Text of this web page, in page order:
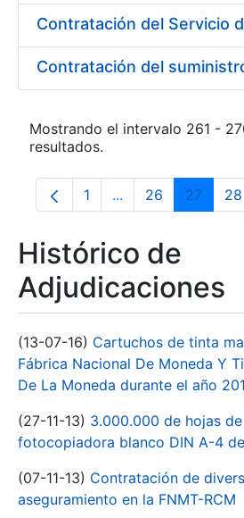
Mostrando el intervalo 261 -
resultados.
Página
1 ...PáginasPágina
26 Página
27 28
Histórico de
Adjudicaciones
(13-07-16) Cartuchos de tinta
Fábrica Nacional De Moneda Y
De La Moneda durante el año
(27-11-13) 3.000.000 de hojas
fotocopiadora blanco DIN A-4
(07-11-13) Contratación de
aseguramiento en la FNMT-RCM